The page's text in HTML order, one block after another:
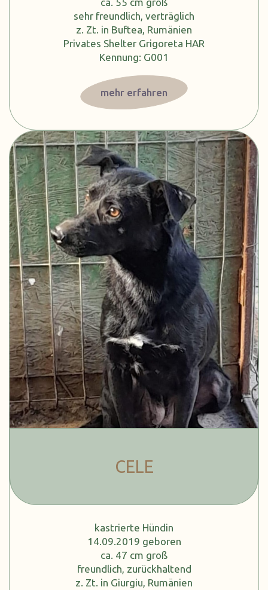
sehr freundlich, verträglich
z. Zt. in Buftea, Rumänien
Privates Shelter Grigoreta HAR
Kennung: G001
mehr erfahren
CELE
kastrierte Hündin
14.09.2019 geboren
ca. 47 cm groß
freundlich, zurückhaltend
z. Zt. in Giurgiu, Rumänien